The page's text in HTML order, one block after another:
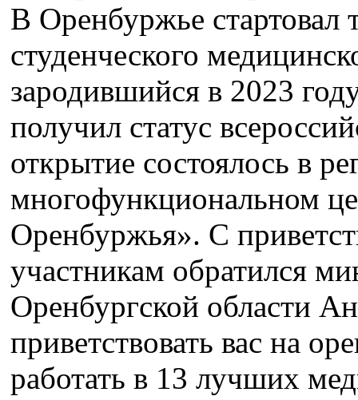
В Оренбуржье стартовал
студенческого
зародившийся в 2023
получил статус
открытие состоялось в
многофункциональном
Оренбуржья». С
участникам обратился
Оренбургской области
приветствовать вас на
работать в 13 лучших